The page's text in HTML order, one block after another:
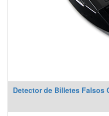
Detector de Billetes Falsos